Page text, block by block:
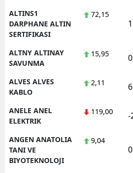
ALTINS1
DARPHANE ALTIN
SERTIFIKASI
72,15
ALTNY ALTINAY
SAVUNMA
15,95
ALVES ALVES
KABLO
2,11
ANELE ANEL
ELEKTRIK
119,00 -
ANGEN ANATOLIA
TANI VE
BIYOTEKNOLOJI
9,04